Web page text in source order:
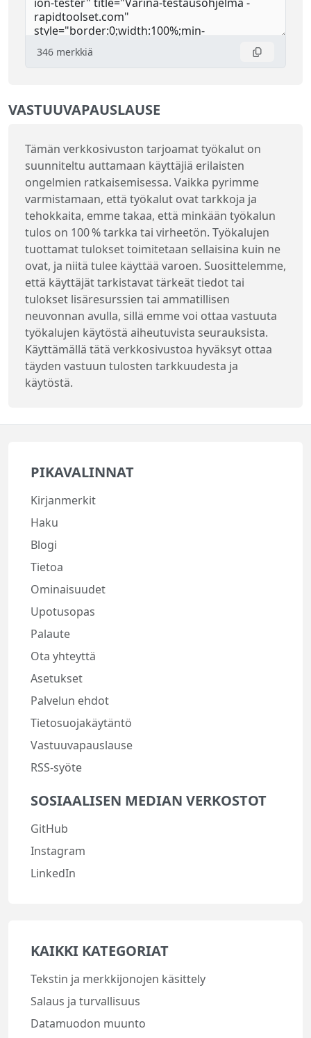
346 merkkiä
VASTUUVAPAUSLAUSE
Tämän verkkosivuston tarjoamat työkalut on
suunniteltu auttamaan käyttäjiä erilaisten
ongelmien ratkaisemisessa. Vaikka pyrimme
varmistamaan, että työkalut ovat tarkkoja ja
tehokkaita, emme takaa, että minkään työkalun
tulos on 100 % tarkka tai virheetön. Työkalujen
tuottamat tulokset toimitetaan sellaisina kuin ne
ovat, ja niitä tulee käyttää varoen. Suosittelemme,
että käyttäjät tarkistavat tärkeät tiedot tai
tulokset lisäresurssien tai ammatillisen
neuvonnan avulla, sillä emme voi ottaa vastuuta
työkalujen käytöstä aiheutuvista seurauksista.
Käyttämällä tätä verkkosivustoa hyväksyt ottaa
täyden vastuun tulosten tarkkuudesta ja
käytöstä.
PIKAVALINNAT
Kirjanmerkit
Haku
Blogi
Tietoa
Ominaisuudet
Upotusopas
Palaute
Ota yhteyttä
Asetukset
Palvelun ehdot
Tietosuojakäytäntö
Vastuuvapauslause
RSS-syöte
SOSIAALISEN MEDIAN VERKOSTOT
GitHub
Instagram
LinkedIn
KAIKKI KATEGORIAT
Tekstin ja merkkijonojen käsittely
Salaus ja turvallisuus
Datamuodon muunto